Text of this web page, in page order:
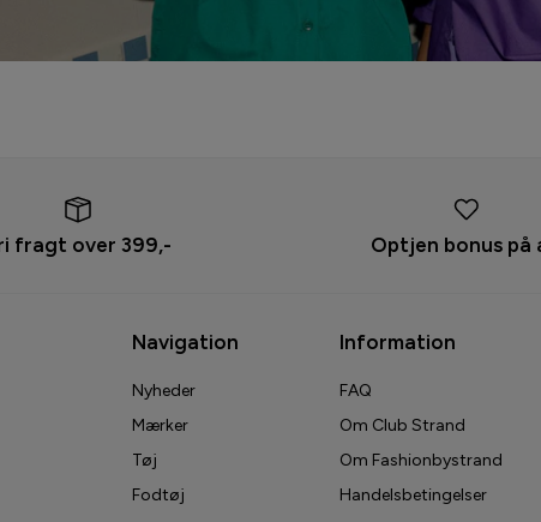
fragt over 399,- Optjen bonus på
Navigation
Nyheder
Mærker
Tøj
Fodtøj
Information
FAQ
Om Club Strand
Om Fashionbystrand
Handelsbetingelser